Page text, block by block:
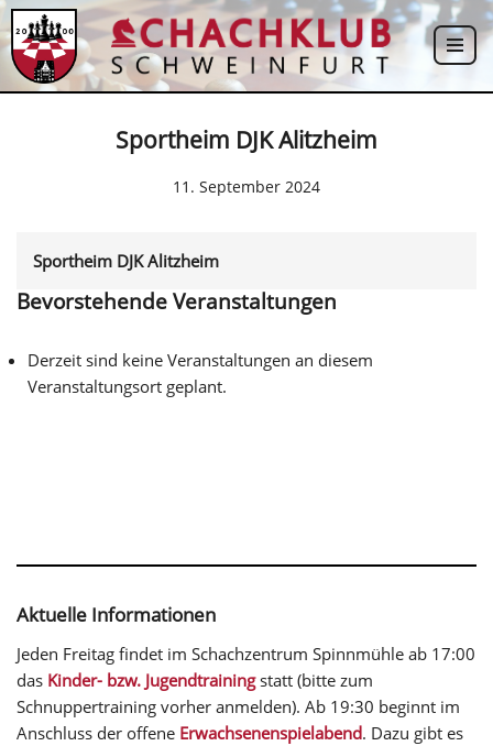
Zum
Inhalt
Sportheim DJK Alitzheim
11. September 2024
Sportheim DJK Alitzheim
Bevorstehende Veranstaltungen
Derzeit sind keine Veranstaltungen an diesem
Veranstaltungsort geplant.
Aktuelle Informationen
Jeden Freitag findet im Schachzentrum Spinnmühle ab 17:00
das Kinder- bzw. Jugendtrainingstatt (bitte zum
Schnuppertraining vorher anmelden). Ab 19:30 beginnt im
Anschluss der offene Erwachsenenspielabend. Dazu gibt es